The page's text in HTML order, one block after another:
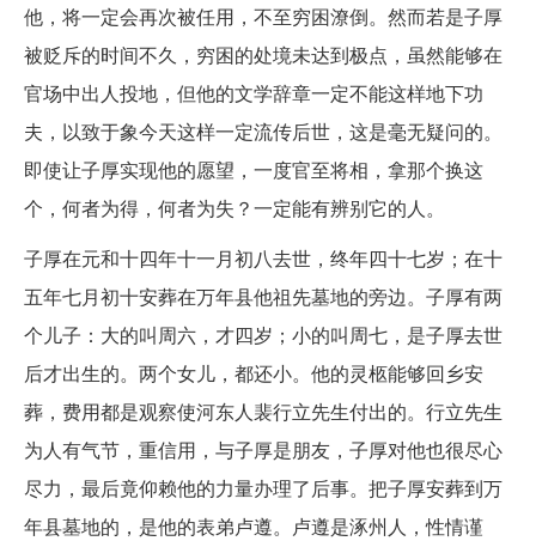
他，将一定会再次被任用，不至穷困潦倒。然而若是子厚
被贬斥的时间不久，穷困的处境未达到极点，虽然能够在
官场中出人投地，但他的文学辞章一定不能这样地下功
夫，以致于象今天这样一定流传后世，这是毫无疑问的。
即使让子厚实现他的愿望，一度官至将相，拿那个换这
个，何者为得，何者为失？一定能有辨别它的人。
子厚在元和十四年十一月初八去世，终年四十七岁；在十
五年七月初十安葬在万年县他祖先墓地的旁边。子厚有两
个儿子：大的叫周六，才四岁；小的叫周七，是子厚去世
后才出生的。两个女儿，都还小。他的灵柩能够回乡安
葬，费用都是观察使河东人裴行立先生付出的。行立先生
为人有气节，重信用，与子厚是朋友，子厚对他也很尽心
尽力，最后竟仰赖他的力量办理了后事。把子厚安葬到万
年县墓地的，是他的表弟卢遵。卢遵是涿州人，性情谨